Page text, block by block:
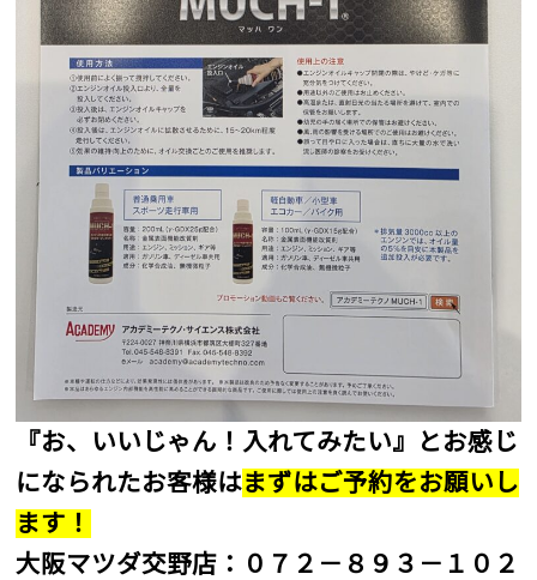
『お、いいじゃん！入れてみたい』とお感じ
になられたお客様はまずはご予約をお願いし
ます！
大阪マツダ交野店：０７２－８９３－１０２